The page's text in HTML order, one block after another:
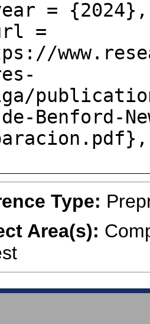
Benford-
Type:
Area(s):